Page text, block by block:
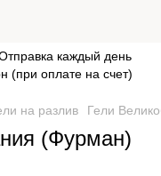
каждый день
(при оплате на счет)
на разлив Гели
(Фурман)